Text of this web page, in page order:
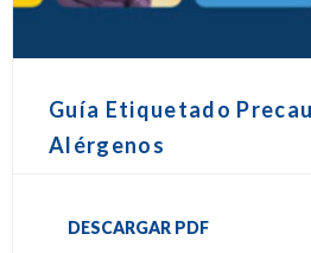
Guía Etiquetado
Alérgenos
DESCARGAR PDF